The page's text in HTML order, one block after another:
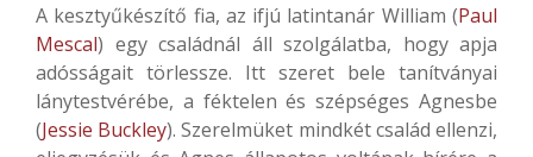
A kesztyűkészítő fia, az ifjú latintanár William (Paul
Mescal) egy családnál áll szolgálatba, hogy apja
adósságait törlessze. Itt szeret bele tanítványai
lánytestvérébe, a féktelen és szépséges Agnesbe
(Jessie Buckley). Szerelmüket mindkét család ellenzi,